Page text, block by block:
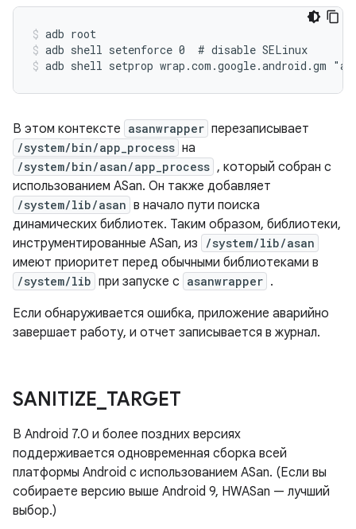
adb root
adb shell setenforce 0  # disable SELinux
adb shell setprop wrap.com.google.android.gm
В этом контексте asanwrapper перезаписывает
/system/bin/app_process на
/system/bin/asan/app_process , который собран с
использованием ASan. Он также добавляет
/system/lib/asan в начало пути поиска
динамических библиотек. Таким образом, библиотеки,
инструментированные ASan, из
/system/lib/asan
имеют приоритет перед обычными библиотеками в
/system/lib при запуске с asanwrapper .
Если обнаруживается ошибка, приложение аварийно
завершает работу, и отчет записывается в журнал.
SANITIZE TARGET
В Android 7.0 и более поздних версиях
поддерживается одновременная сборка всей
платформы Android с использованием ASan. (Если вы
собираете версию выше Android 9, HWASan — лучший
выбор.)